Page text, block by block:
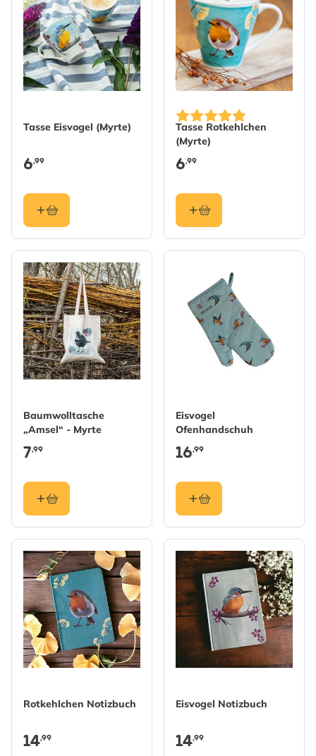
Tasse Eisvogel (Myrte)
6,99
Tasse Rotkehlchen
(Myrte)
6,99
Baumwolltasche
„Amsel“ - Myrte
7,99
Eisvogel
Ofenhandschuh
16,99
Rotkehlchen Notizbuch
14,99
Eisvogel Notizbuch
14,99